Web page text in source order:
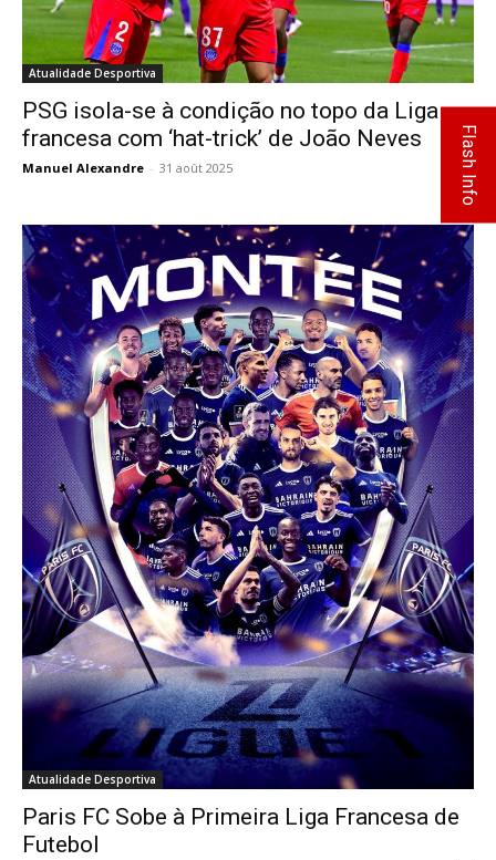
Atualidade Desportiva
PSG isola-se à condição no topo da Liga
francesa com ‘hat-trick’ de João Neves
Manuel Alexandre - 31 août 2025 0
Atualidade Desportiva
Paris FC Sobe à Primeira Liga Francesa de
Futebol
Flash Info